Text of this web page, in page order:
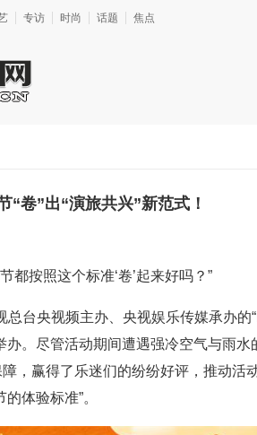
专访 时尚 话题 焦点
“卷”出“演旅共兴”新范式！
都按照这个标准‘卷’起来好吗？”
台央视频主办、央视娱乐传媒承办的
办。尽管活动期间遭遇强冷空气与雨水
，赢得了乐迷们的纷纷好评，推动活
体验标准”。